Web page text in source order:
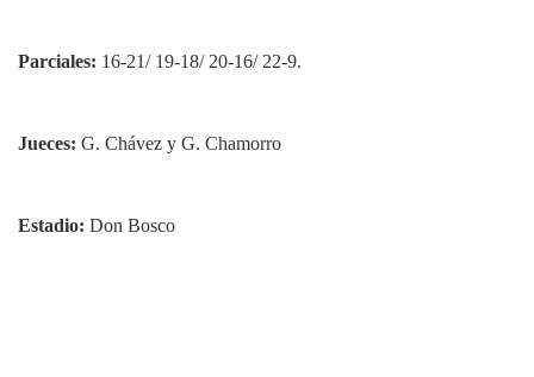
Parciales: 16-21/ 19-18/ 20-16/ 22-9.
Jueces: G. Chávez y G. Chamorro
Estadio: Don Bosco